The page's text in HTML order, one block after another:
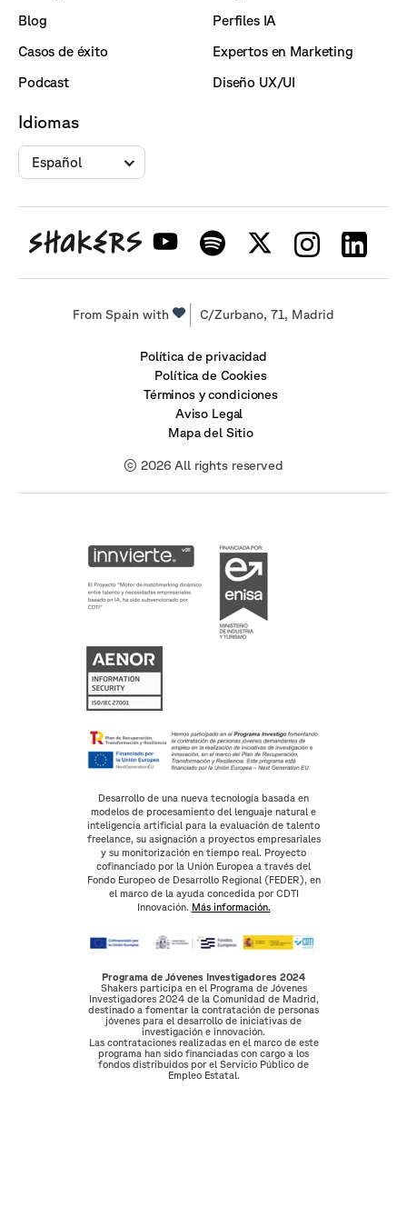
Blog
Casos de éxito
Podcast
Perfiles IA
Expertos en Marketing
Diseño UX/UI
Idiomas
Español
From Spain with C/Zurbano, 71, Madrid
Política de privacidad
Política de Cookies
Términos y condiciones
Aviso Legal
Mapa del Sitio
© 2026 All rights reserved
Desarrollo de una nueva tecnología basada en
modelos de procesamiento del lenguaje natural e
inteligencia artificial para la evaluación de talento
freelance, su asignación a proyectos empresariales
y su monitorización en tiempo real. Proyecto
cofinanciado por la Unión Europea a través del
Fondo Europeo de Desarrollo Regional (FEDER), en
el marco de la ayuda concedida por CDTI
Innovación. Más información.
Programa de Jóvenes Investigadores 2024
Shakers participa en el Programa de Jóvenes
Investigadores 2024 de la Comunidad de Madrid,
destinado a fomentar la contratación de personas
jóvenes para el desarrollo de iniciativas de
investigación e innovación.
Las contrataciones realizadas en el marco de este
programa han sido financiadas con cargo a los
fondos distribuidos por el Servicio Público de
Empleo Estatal.